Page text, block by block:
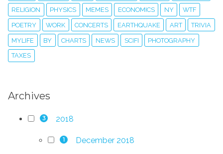
RELIGION PHYSICS MEMES ECONOMICS NY WTF
POETRY WORK CONCERTS EARTHQUAKE ART TRIVIA
MYLIFE BY CHARTS NEWS SCIFI PHOTOGRAPHY
TAXES
Archives
3 2018
1 December 2018